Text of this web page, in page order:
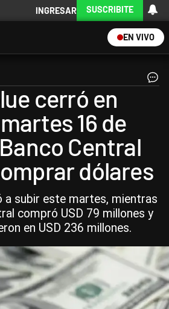
INGRESAR SUSCRIBITE
EN VIVO
cerró en
16 de
Central
dólares
a subir este martes, mientras
compró USD 79 millones y
en USD 236 millones.